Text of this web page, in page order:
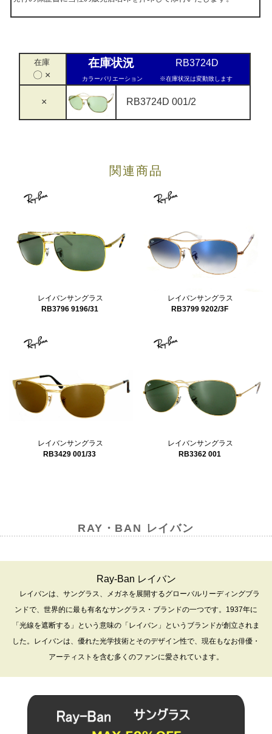
在庫
〇 ×
在庫状況 RB3724D
カラーバリエーション ※在庫状況は変動致します
× RB3724D 001/2
関連商品
レイバンサングラス
RB3796 9196/31
レイバンサングラス
RB3799 9202/3F
レイバンサングラス
RB3429 001/33
レイバンサングラス
RB3362 001
RAY・BAN レイバン
Ray-Ban レイバン
レイバンは、サングラス、メガネを展開するグローバルリーディングブラ
ンドで、世界的に最も有名なサングラス・ブランドの一つです。1937年に
「光線を遮断する」という意味の「レイバン」というブランドが創立されま
した。レイバンは、優れた光学技術とそのデザイン性で、現在もなお俳優・
アーティストを含む多くのファンに愛されています。